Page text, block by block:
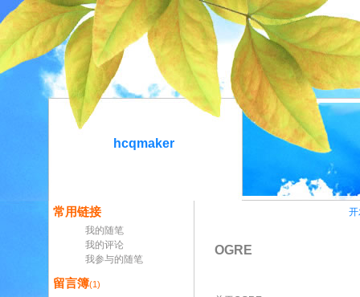
hcqmaker
常用链接
我的随笔
我的评论
我参与的随笔
留言簿(1)
OGRE